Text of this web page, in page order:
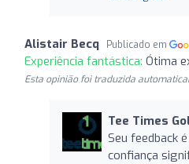
Alistair Becq Publicado em
Experiência fantástica: Ótima
Esta opinião foi traduzida
Tee Times
Seu feedback
confiança